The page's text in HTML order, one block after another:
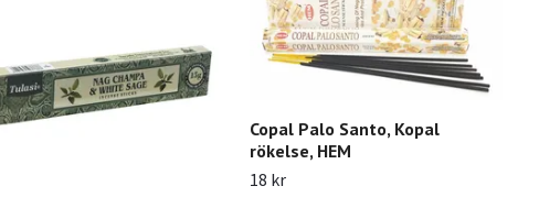
Copal Palo Santo, Kopal
rökelse, HEM
18 kr